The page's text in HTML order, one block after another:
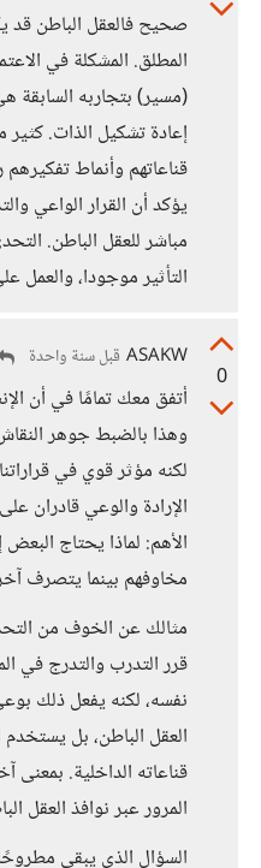
صحيح فالعقل الباطن قد
المطلق. المشكلة في
(مسير) بتجاربه السابقة
إعادة تشكيل الذات.
قناعاتهم وأنماط
يؤكد أن القرار الواعي
مباشر للعقل الباطن.
التأثير موجودا، والعمل
0
ASAKW قبل سنة واحدة
أتفق معك تمامًا في أن
وهذا بالضبط جوهر
لكنه مؤثر قوي في
الإرادة والوعي قادران
الأهم: لماذا يحتاج
مخاوفهم بينما يتصرف
مثالك عن الخوف من
قرر التدرب والتدرج في
نفسه، لكنه يفعل ذلك
العقل الباطن، بل يستخدم
قناعاته الداخلية. بمعنى
المرور عبر نوافذ العقل
السؤال الذي يبقى